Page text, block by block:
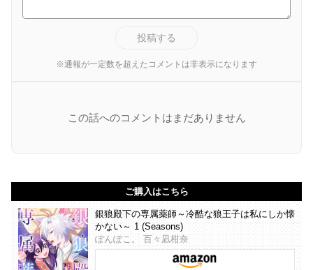
投稿する
※通報が一定数を超えたコメントは非表示になります
この話へのコメントはまだありません
ご購入はこちら
銀狼殿下の専属薬師～冷酷な狼王子は私にしか懐
かない～ 1 (Seasons)
ぽんぽこ。 百々凪柑奈